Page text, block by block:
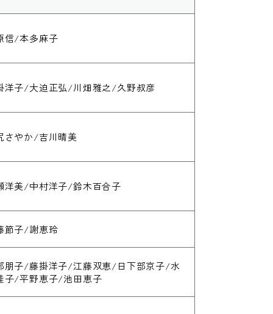
信/本多麻子
洋子/大迫正弘/川畑雅之/久野叔彦
さやか/吉川晴美
洋美/中村洋子/鈴木百合子
節子/謝恵玲
朋子/藤掛洋子/江藤双恵/日下部京子/水
子/平野恵子/池田恵子